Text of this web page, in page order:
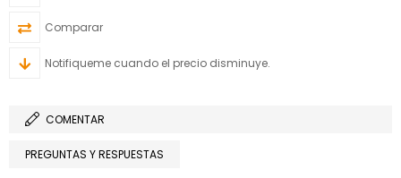
Comparar
Notifiqueme cuando el precio disminuye.
COMENTAR
PREGUNTAS Y RESPUESTAS